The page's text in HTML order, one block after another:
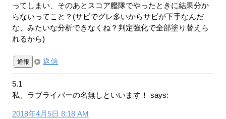
ってしまい、そのあとスコア艦隊でやったときに結果分か
らないってこと？(サビでグレ多いからサビが下手なんだ
な、みたいな分析できなくね？判定強化で全部塗り替えら
れるから)
通報 返信
5.1
私、ラブライバーの名無しといいます！
says:
2018年4月5日 8:18 AM